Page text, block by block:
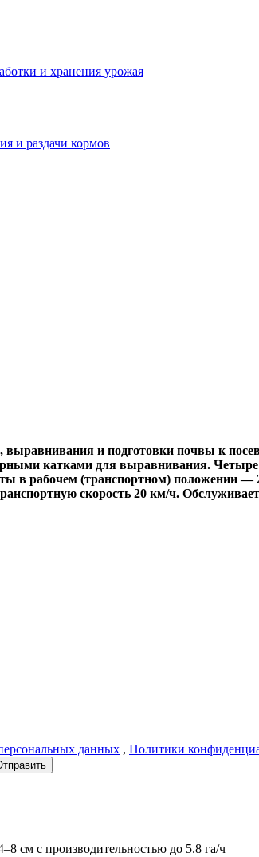
и хранения урожая
и раздачи кормов
и подготовки почвы к
катками для выравнивания.
в рабочем (транспортном) положении —
скорость 20 км/ч.
данных , Политики
см с производительностью до 5.8 га/ч